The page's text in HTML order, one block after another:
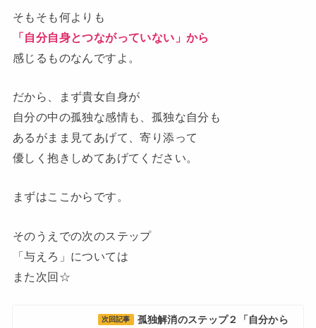
そもそも何よりも
「自分自身とつながっていない」から
感じるものなんですよ。
だから、まず貴女自身が
自分の中の孤独な感情も、孤独な自分も
あるがまま見てあげて、寄り添って
優しく抱きしめてあげてください。
まずはここからです。
そのうえでの次のステップ
「与えろ」については
また次回☆
次回記事
孤独解消のステップ２「自分から